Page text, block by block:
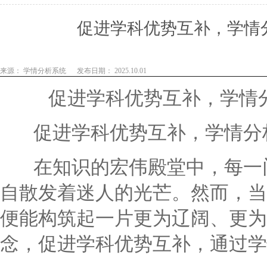
促进学科优势互补，学
来源： 学情分析系统 发布日期： 2025.10.01
促进学科优势互补，学情
促进学科优势互补，学情分
在知识的宏伟殿堂中，每一
自散发着迷人的光芒。然而，
便能构筑起一片更为辽阔、更
念，促进学科优势互补，通过